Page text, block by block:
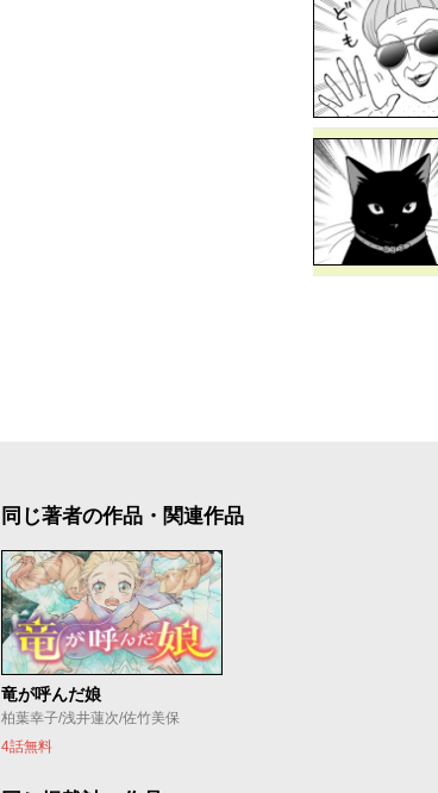
同じ著者の作品・関連作品
竜が呼んだ娘
柏葉幸子/浅井蓮次/佐竹美保
4話無料